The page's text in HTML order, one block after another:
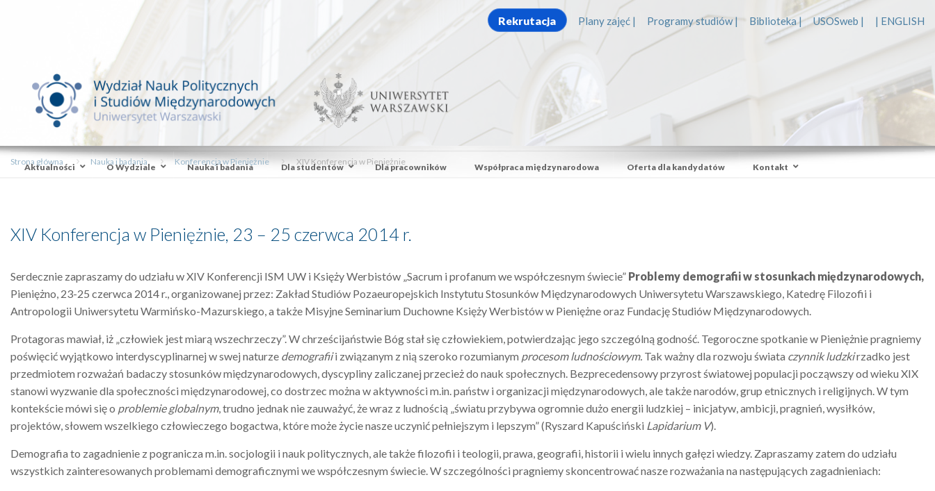
Rekrutacja Plany zajęć | Programy studiów | Biblioteka | USOSweb | | ENGLISH
Aktualności O Wydziale Nauka i badania Dla studentów Dla pracowników Współpraca międzynarodowa Oferta dla kandydatów Kontakt
Strona główna Nauka i badania Konferencja w Pieniężnie XIV Konferencja w Pieniężnie
XIV Konferencja w Pieniężnie, 23 – 25 czerwca 2014 r.
Serdecznie zapraszamy do udziału w XIV Konferencji ISM UW i Księży Werbistów „Sacrum i profanum we współczesnym świecie” Problemy demografii w stosunkach międzynarodowych,
Pieniężno, 23-25 czerwca 2014 r., organizowanej przez: Zakład Studiów Pozaeuropejskich Instytutu Stosunków Międzynarodowych Uniwersytetu Warszawskiego, Katedrę Filozofii i
Antropologii Uniwersytetu Warmińsko-Mazurskiego, a także Misyjne Seminarium Duchowne Księży Werbistów w Pieniężne oraz Fundację Studiów Międzynarodowych.
Protagoras mawiał, iż „człowiek jest miarą wszechrzeczy”. W chrześcijaństwie Bóg stał się człowiekiem, potwierdzając jego szczególną godność. Tegoroczne spotkanie w Pieniężnie pragniemy
poświęcić wyjątkowo interdyscyplinarnej w swej naturze demografiii związanym z nią szeroko rozumianym procesom ludnościowym. Tak ważny dla rozwoju świata czynnik ludzkirzadko jest
przedmiotem rozważań badaczy stosunków międzynarodowych, dyscypliny zaliczanej przecież do nauk społecznych. Bezprecedensowy przyrost światowej populacji począwszy od wieku XIX
stanowi wyzwanie dla społeczności międzynarodowej, co dostrzec można w aktywności m.in. państw i organizacji międzynarodowych, ale także narodów, grup etnicznych i religijnych. W tym
kontekście mówi się o problemie globalnym, trudno jednak nie zauważyć, że wraz z ludnością „światu przybywa ogromnie dużo energii ludzkiej – inicjatyw, ambicji, pragnień, wysiłków,
projektów, słowem wszelkiego człowieczego bogactwa, które może życie nasze uczynić pełniejszym i lepszym” (Ryszard Kapuściński Lapidarium V).
Demografia to zagadnienie z pogranicza m.in. socjologii i nauk politycznych, ale także filozofii i teologii, prawa, geografii, historii i wielu innych gałęzi wiedzy. Zapraszamy zatem do udziału
wszystkich zainteresowanych problemami demograficznymi we współczesnym świecie. W szczególności pragniemy skoncentrować nasze rozważania na następujących zagadnieniach: